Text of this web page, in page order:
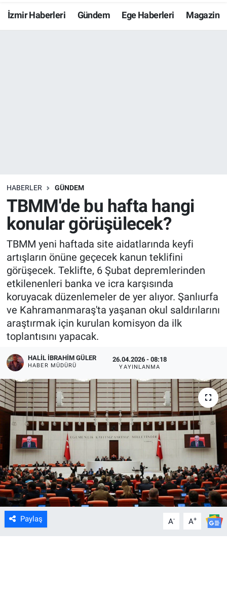
İzmir Haberleri Gündem Ege Haberleri Magazin
HABERLER GÜNDEM
TBMM'de bu hafta hangi
konular görüşülecek?
TBMM yeni haftada site aidatlarında keyfi
artışların önüne geçecek kanun teklifini
görüşecek. Teklifte, 6 Şubat depremlerinden
etkilenenleri banka ve icra karşısında
koruyacak düzenlemeler de yer alıyor. Şanlıurfa
ve Kahramanmaraş'ta yaşanan okul saldırılarını
araştırmak için kurulan komisyon da ilk
toplantısını yapacak.
HALIL İBRAHIM GÜLER
HABER MÜDÜRÜ
26.04.2026 - 08:18
YAYINLANMA
Paylaş A- A+
Resmi İlanlar